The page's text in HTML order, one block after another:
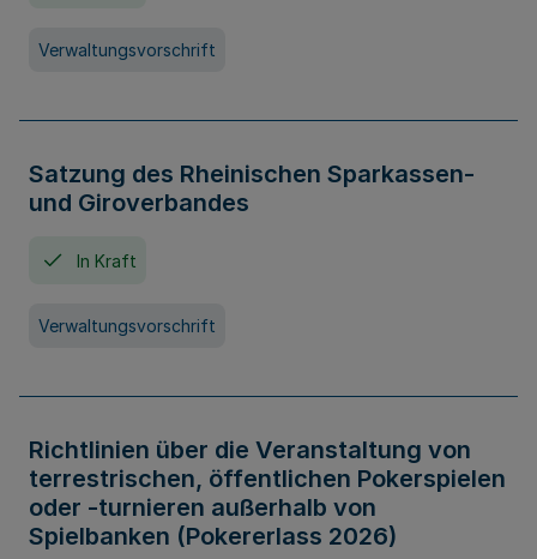
Verwaltungsvorschrift
Satzung des Rheinischen Sparkassen-
und Giroverbandes
In Kraft
Verwaltungsvorschrift
Richtlinien über die Veranstaltung von
terrestrischen, öffentlichen Pokerspielen
oder -turnieren außerhalb von
Spielbanken (Pokererlass 2026)